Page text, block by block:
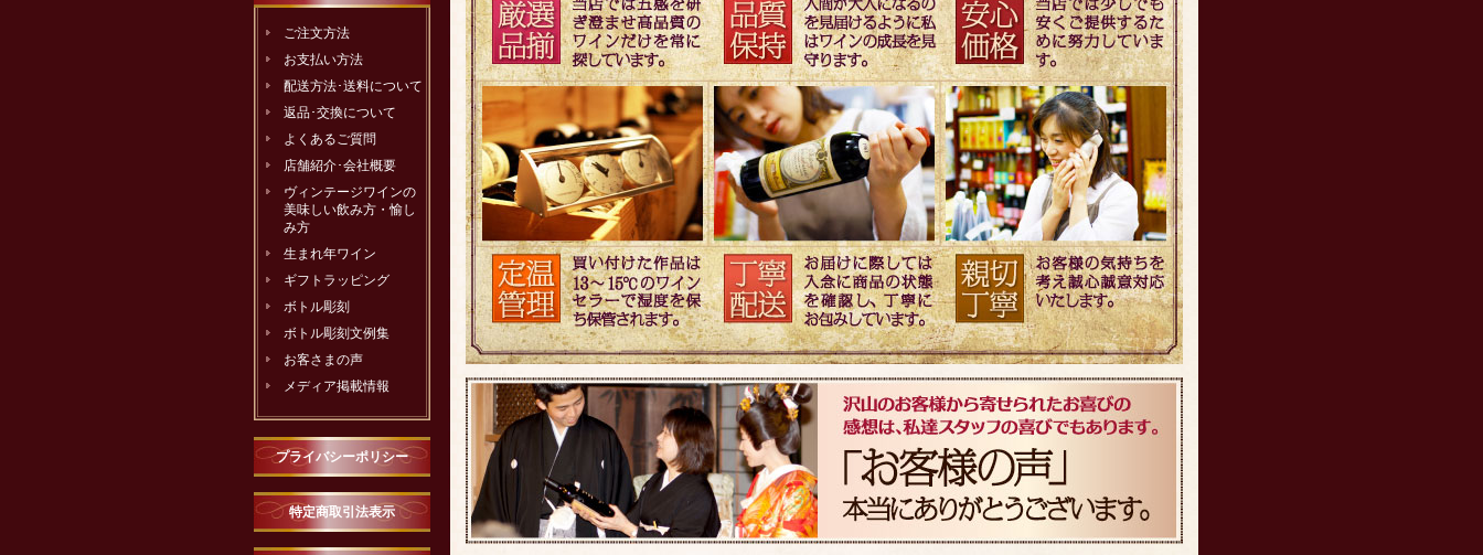
ご注文方法
お支払い方法
配送方法･送料について
返品･交換について
よくあるご質問
店舗紹介･会社概要
ヴィンテージワインの
美味しい飲み方・愉し
み方
生まれ年ワイン
ギフトラッピング
ボトル彫刻
ボトル彫刻文例集
お客さまの声
メディア掲載情報
プライバシーポリシー
特定商取引法表示